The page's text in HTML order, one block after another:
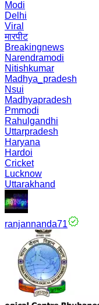
Modi
Delhi
Viral
मारपीट
Breakingnews
Narendramodi
Nitishkumar
Madhya_pradesh
Nsui
Madhyapradesh
Pmmodi
Rahulgandhi
Uttarpradesh
Haryana
Hardoi
Cricket
Lucknow
Uttarakhand
ranjannanda71